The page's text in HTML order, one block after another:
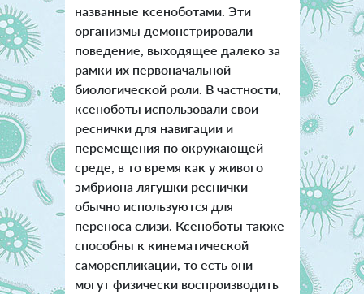
названные ксеноботами. Эти
организмы демонстрировали
поведение, выходящее далеко за
рамки их первоначальной
биологической роли. В частности,
ксеноботы использовали свои
реснички для навигации и
перемещения по окружающей
среде, в то время как у живого
эмбриона лягушки реснички
обычно используются для
переноса слизи. Ксеноботы также
способны к кинематической
саморепликации, то есть они
могут физически воспроизводить